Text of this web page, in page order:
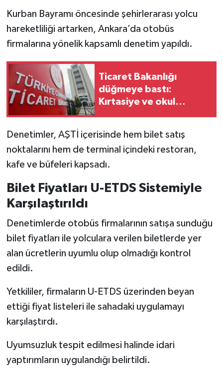
Kurban Bayramı öncesinde şehirlerarası yolcu
hareketliliği artarken, Ankara’da otobüs
firmalarına yönelik kapsamlı denetim yapıldı.
Ticaret Bakanlığı
düğmeye bastı:
Kırtasiye ve okul
Denetimler, AŞTİ içerisinde hem bilet satış
noktalarını hem de terminal içindeki restoran,
kafe ve büfeleri kapsadı.
Bilet Fiyatları U-ETDS Sistemiyle
Karşılaştırıldı
Denetimlerde otobüs firmalarının satışa sunduğu
bilet fiyatları ile yolculara verilen biletlerde yer
alan ücretlerin uyumlu olup olmadığı kontrol
edildi.
Yetkililer, firmaların U-ETDS üzerinden beyan
ettiği fiyat listeleri ile sahadaki uygulamayı
karşılaştırdı.
Uyumsuzluk tespit edilmesi halinde idari
yaptırımların uygulandığı belirtildi.